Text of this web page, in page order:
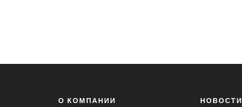
О КОМПАНИИ НОВОСТИ